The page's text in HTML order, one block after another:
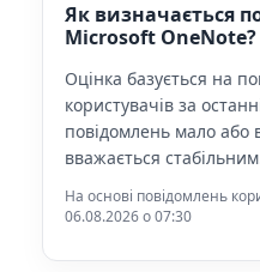
Як визначається
Microsoft OneNote?
Оцінка базується на
користувачів за
повідомлень мало або
вважається
На основі повідомлень
06.08.2026 o 07:30